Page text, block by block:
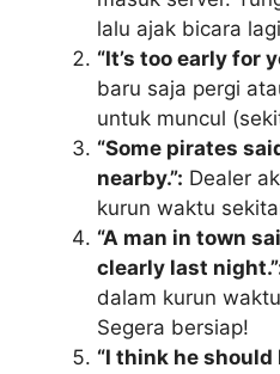
lalu ajak bicara
“It’s too early for
baru saja pergi
untuk muncul
“Some pirates
nearby.”: Dealer
kurun waktu
“A man in town
clearly last
dalam kurun
Segera bersiap!
“I think he should